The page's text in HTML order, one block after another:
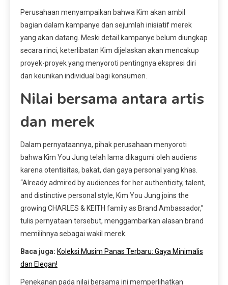
Perusahaan menyampaikan bahwa Kim akan ambil
bagian dalam kampanye dan sejumlah inisiatif merek
yang akan datang. Meski detail kampanye belum diungkap
secara rinci, keterlibatan Kim dijelaskan akan mencakup
proyek-proyek yang menyoroti pentingnya ekspresi diri
dan keunikan individual bagi konsumen.
Nilai bersama antara artis
dan merek
Dalam pernyataannya, pihak perusahaan menyoroti
bahwa Kim You Jung telah lama dikagumi oleh audiens
karena otentisitas, bakat, dan gaya personal yang khas.
“Already admired by audiences for her authenticity, talent,
and distinctive personal style, Kim You Jung joins the
growing CHARLES & KEITH family as Brand Ambassador,”
tulis pernyataan tersebut, menggambarkan alasan brand
memilihnya sebagai wakil merek.
Baca juga: Koleksi Musim Panas Terbaru: Gaya Minimalis
dan Elegan!
Penekanan pada nilai bersama ini memperlihatkan